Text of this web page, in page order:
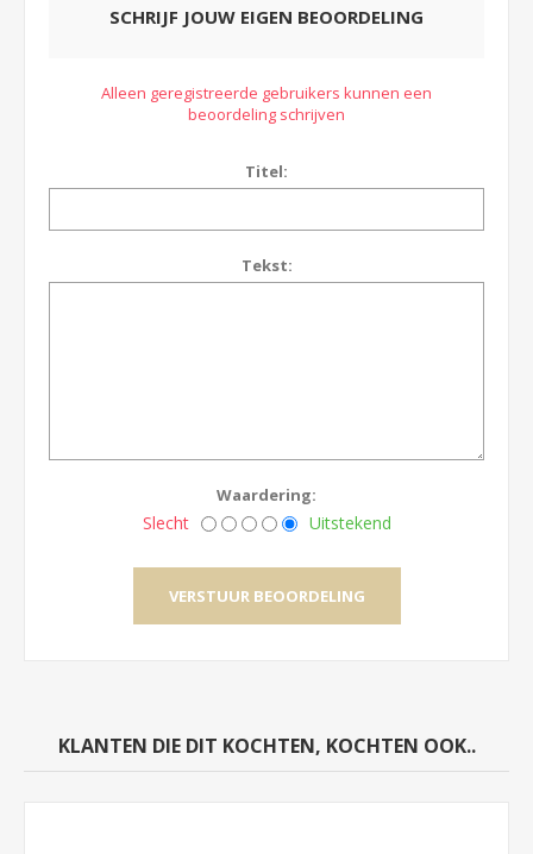
SCHRIJF JOUW EIGEN BEOORDELING
Alleen geregistreerde gebruikers kunnen een
beoordeling schrijven
Titel:
Tekst:
Waardering:
Slecht Uitstekend
KLANTEN DIE DIT KOCHTEN, KOCHTEN OOK..